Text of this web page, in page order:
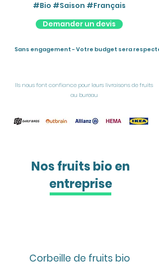
#Bio #Saison #Français
Demander un devis
Sans engagement - Votre budget sera respecté
Ils nous font confiance pour leurs livraisons de fruits
au bureau
Nos fruits bio en
entreprise
Corbeille de fruits bio